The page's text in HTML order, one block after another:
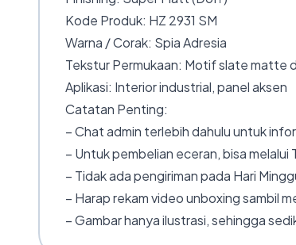
Kode Produk: HZ 2931 SM
Warna / Corak: Spia Adresia
Tekstur Permukaan: Motif slate matte
Aplikasi: Interior industrial, panel aksen
Catatan Penting:
– Chat admin terlebih dahulu untuk
– Untuk pembelian eceran, bisa
– Tidak ada pengiriman pada Hari
– Harap rekam video unboxing sambil
– Gambar hanya ilustrasi, sehingga